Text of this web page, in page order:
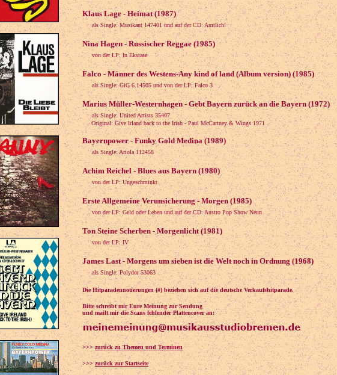
Klaus Lage - Heimat (1987)
als Single: Musikant 147401 und auf der CD: Amtlich!
Nina Hagen - Russischer Reggae (1985)
von der LP: In Ekstase
Falco - Männer des Westens-Any kind of land (Album version) (1985)
als Single: GiG 6.14505 und von der LP: Falco 3
Marius Müller-Westernhagen - Gebt Bayern zurück an die Bayern (1972)
als Single: United Artists 35407
Original: Give Irland back to the Irish - Paul McCartney & Wings 1971
Bayernpower - Funky Gold Medina (1989)
als Single: Ariola 112458
Achim Reichel - Blues aus Bayern (1980)
von der LP: Ungeschminkt
Erste Allgemeine Verunsicherung - Morgen (1985)
von der LP: Geld oder Leben und auf der CD: Austro Pop Show Neun
Ton Steine Scherben - Morgenlicht (1981)
von der LP: IV
James Last - Morgens um sieben ist die Welt noch in Ordnung (1968)
als Single: Polydor 53063
Die Hitparadennotierungen (#) beziehen sich auf die deutsche Verkaufshitparade.
Bitte schreibt mir Eure Meinung zur Sendung
und mailt mir die Scans fehlender Plattencover an:
>>>zurück zu Themen und Terminen
>>>zurück zur Startseite